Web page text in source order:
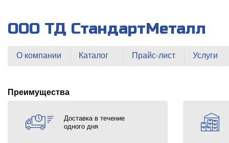
ООО ТД СтандартМеталл
О компании Каталог Прайс-лист Услуги
Преимущества
Доставка в течение
одного дня